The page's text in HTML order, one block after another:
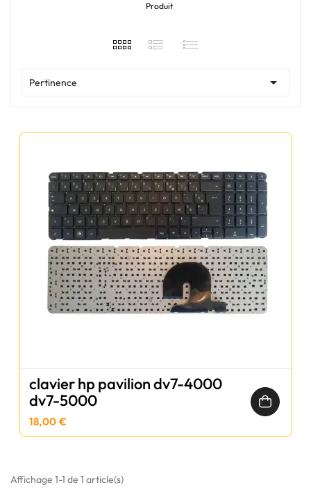
Produit
Pertinence 
clavier hp pavilion dv7-4000
dv7-5000
18,00 €
Affichage 1-1 de 1 article(s)